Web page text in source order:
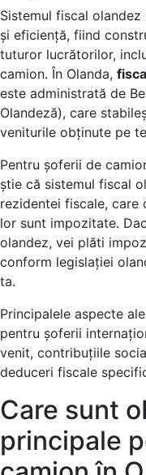
Sistemul fiscal
și eficiență, fiind
tuturor lucrătorilor,
camion. În Olanda,
este administrată de
Olandeză), care
veniturile obținute pe
Pentru șoferii de
știe că sistemul fiscal
rezidentei fiscale, care
lor sunt impozitate.
olandez, vei plăti
conform legislației
ta.
Principalele aspecte
pentru șoferii
venit, contribuțiile
deduceri fiscale
Care sunt
principale